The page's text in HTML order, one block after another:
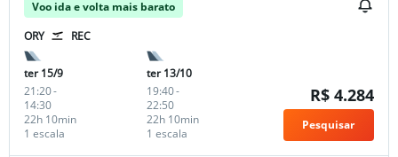
Voo ida e volta mais barato
ORY
REC
ter 15/9
21:20-
14:30
1 escala
22h 10min
ter 13/10
19:40-
22:50
1 escala
22h 10min
R$ 4.284
Pesquisar